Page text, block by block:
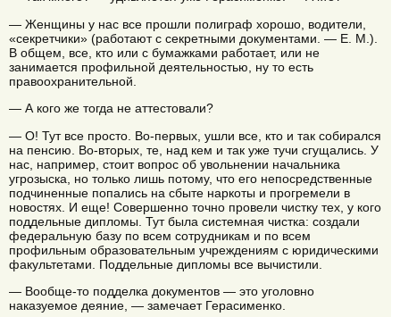
— Женщины у нас все прошли полиграф хорошо, водители,
«секретчики» (работают с секретными документами. — Е. М.).
В общем, все, кто или с бумажками работает, или не
занимается профильной деятельностью, ну то есть
правоохранительной.
— А кого же тогда не аттестовали?
— О! Тут все просто. Во-первых, ушли все, кто и так собирался
на пенсию. Во-вторых, те, над кем и так уже тучи сгущались. У
нас, например, стоит вопрос об увольнении начальника
угрозыска, но только лишь потому, что его непосредственные
подчиненные попались на сбыте наркоты и прогремели в
новостях. И еще! Совершенно точно провели чистку тех, у кого
поддельные дипломы. Тут была системная чистка: создали
федеральную базу по всем сотрудникам и по всем
профильным образовательным учреждениям с юридическими
факультетами. Поддельные дипломы все вычистили.
— Вообще-то подделка документов — это уголовно
наказуемое деяние, — замечает Герасименко.